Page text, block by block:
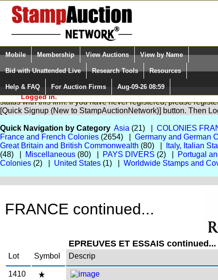
Login (enter your user name)
Please Login. You are NOT
Logged in.
Select Language
Quick Search:
Mobile Membership View Auctions View by Name
Bid with Unattended Live Research Tools Resources
Help & FAQ For Auction Firms Aug-09-26 08:59
You are not logged in. Please Login so that we can determine
status with this firm. If you have never registered, please
[Quick Signup (New to StampAuctionNetwork)] button. Then
Quick Navigation by Category Asia (21) | COLONIES
France and French Colonies (2654) | Germany and German
Great Britain and British Commonwealth (80) |
Italy, Italian
(48) |
Miscellaneous (80) | PAYS DIVERS (2) |
Portugal
Colonies (2) | United States (1) | Worldwide Stamps and
FRANCE continued...
EPREUVES ET ESSAIS continued...
Lot Symbol Descrip
1410